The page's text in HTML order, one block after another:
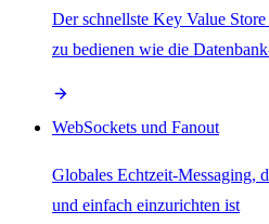
Der schnellste Key Value
zu bedienen wie die
WebSockets und Fanout
Globales Echtzeit-Messaging,
und einfach einzurichten ist